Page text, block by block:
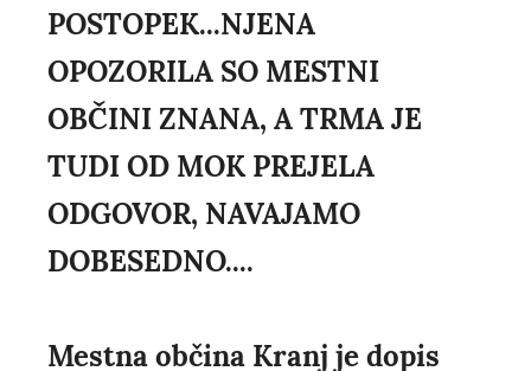
POSTOPEK...NJENA
OPOZORILA SO MESTNI
OBČINI ZNANA, A TRMA JE
TUDI OD MOK PREJELA
ODGOVOR, NAVAJAMO
DOBESEDNO....
Mestna občina Kranj je dopis